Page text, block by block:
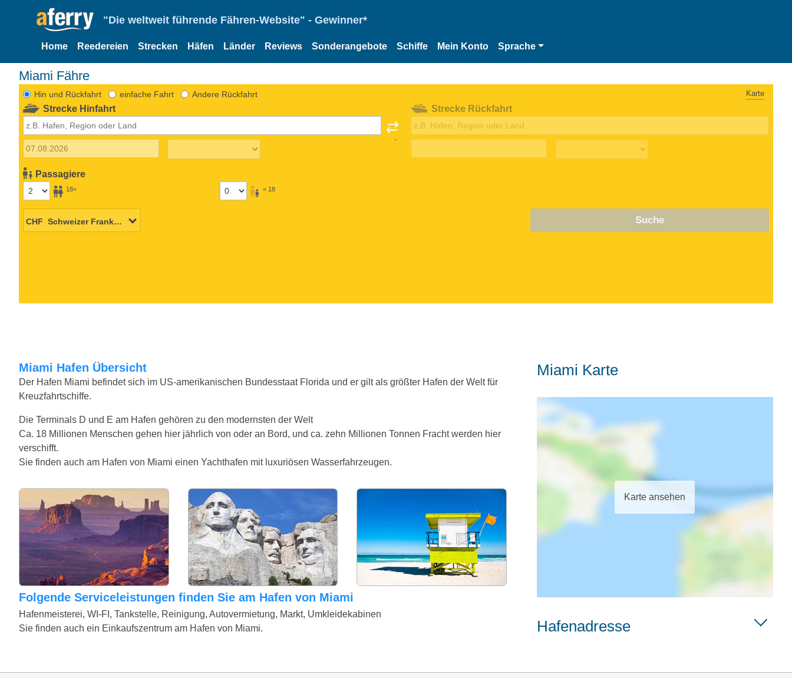
"Die weltweit führende Fähren-Website" - Gewinner*
Home Reedereien Strecken Häfen Länder Reviews Sonderangebote Schiffe Mein Konto Sprache
Miami Fähre
Hin und Rückfahrt einfache Fahrt Andere Rückfahrt Karte
Strecke Hinfahrt
Passagiere
18+ < 18
Strecke Rückfahrt
Suche
Miami Hafen Übersicht
Der Hafen Miami befindet sich im US-amerikanischen Bundesstaat Florida und er gilt als größter Hafen der Welt für
Kreuzfahrtschiffe.
Die Terminals D und E am Hafen gehören zu den modernsten der Welt
Ca. 18 Millionen Menschen gehen hier jährlich von oder an Bord, und ca. zehn Millionen Tonnen Fracht werden hier
verschifft.
Sie finden auch am Hafen von Miami einen Yachthafen mit luxuriösen Wasserfahrzeugen.
Folgende Serviceleistungen finden Sie am Hafen von Miami
Hafenmeisterei, WI-FI, Tankstelle, Reinigung, Autovermietung, Markt, Umkleidekabinen
Sie finden auch ein Einkaufszentrum am Hafen von Miami.
Miami Karte
Karte ansehen
Hafenadresse